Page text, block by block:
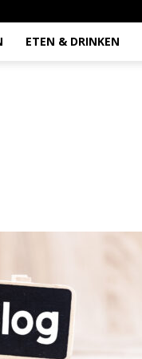
ETEN & DRINKEN